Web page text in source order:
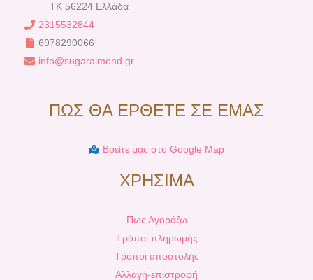
TK 56224 Ελλάδα
2315532844
6978290066
info@sugaralmond.gr
ΠΩΣ ΘΑ ΕΡΘΕΤΕ ΣΕ ΕΜΑΣ
Βρείτε μας στο Google Map
ΧΡΗΣΙΜΑ
Πως Αγοράζω
Τρόποι πληρωμής
Τρόποι αποστολής
Αλλαγή-επιστροφή